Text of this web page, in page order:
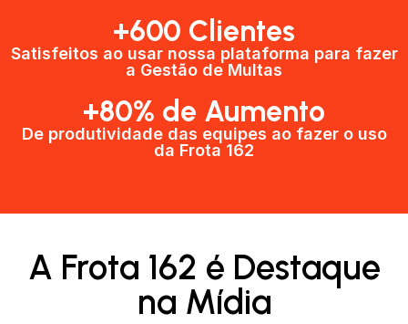
+600 Clientes​
Satisfeitos ao usar nossa plataforma para fazer
a Gestão de Multas​
+80% de Aumento
De produtividade das equipes ao fazer o uso
da Frota 162​
A Frota 162 é Destaque
na Mídia